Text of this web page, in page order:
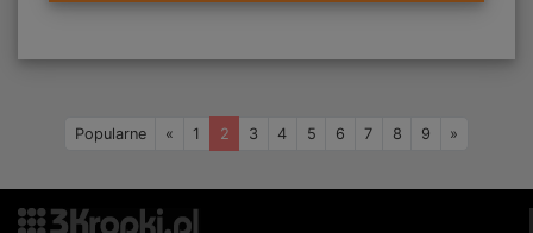
Popularne «Wstecz
1 2 3 4 5 6 7 8 9 »